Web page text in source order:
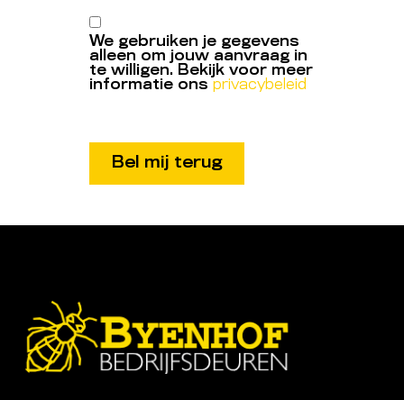
We gebruiken je gegevens
alleen om jouw aanvraag in
te willigen. Bekijk voor meer
informatie ons privacybeleid